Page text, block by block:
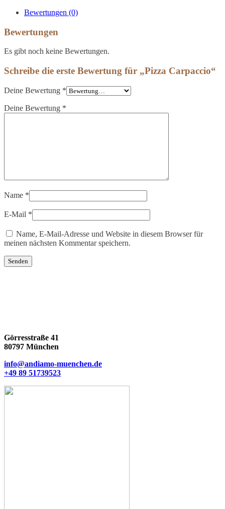
Bewertungen (0)
Bewertungen
Es gibt noch keine Bewertungen.
Schreibe die erste Bewertung für „Pizza Carpaccio“
Deine Bewertung *
Deine Bewertung *
Name *
E-Mail *
Name, E-Mail-Adresse und Website in diesem Browser für
meinen nächsten Kommentar speichern.
Görresstraße 41
80797 München
info@andiamo-muenchen.de
+49 89 51739523